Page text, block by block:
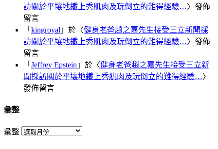
訪關於平壤地鐵上秀肌肉及玩倒立的難得經驗…〉發佈
留言
「 kingroyal 」於〈健身老爸趙之嘉先生接受三立新聞採
訪關於平壤地鐵上秀肌肉及玩倒立的難得經驗…〉發佈
留言
「 Jeffrey Epstein 」於〈健身老爸趙之嘉先生接受三立新
聞採訪關於平壤地鐵上秀肌肉及玩倒立的難得經驗…〉
發佈留言
彙整
彙整